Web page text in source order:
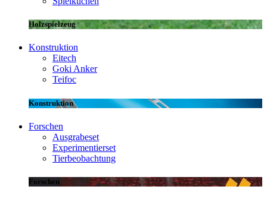
Holzspielzeug
Konstruktion
Eitech
Goki Anker
Teifoc
Konstruktion
Forschen
Ausgrabeset
Experimentierset
Tierbeobachtung
Forschen